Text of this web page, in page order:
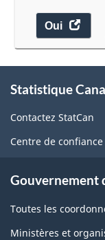
Oui
au
propos
de
ce
Statistique
Contactez StatCan
Centre de confiance
Gouvernement
Toutes les
Ministères et